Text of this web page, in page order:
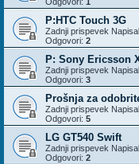
P:HTC Touch 3G
Zadnji prispevek
Odgovori: 2
P: Sony Ericsson
Zadnji prispevek
Odgovori: 3
Prošnja za
Zadnji prispevek
Odgovori: 5
LG GT540 Swift
Zadnji prispevek
Odgovori: 2